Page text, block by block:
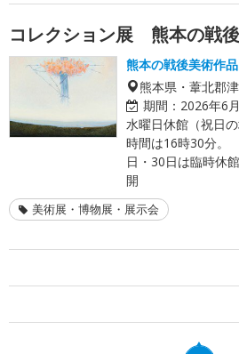
コレクション展 熊本の戦
熊本の戦後美術作
熊本県・葦北郡
期間： 2026年6
水曜日休館（祝日
時間は16時30分
日・30日は臨時休
開
美術展・博物展・展示会